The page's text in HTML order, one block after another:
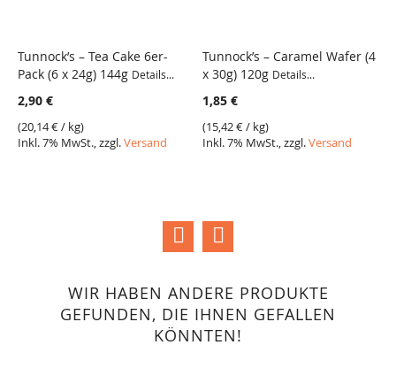
VERGLEICH
Tunnock’s – Tea Cake 6er-
Pack (6 x 24g) 144g Details...
2,90 €
(20,14 €/ kg)
Inkl. 7% MwSt., zzgl.Versand
VERGLEICH
Tunnock’s – Caramel Wafer (4
x 30g) 120g Details...
1,85 €
(15,42 €/ kg)
Inkl. 7% MwSt., zzgl.Versand
WIR HABEN ANDERE PRODUKTE
GEFUNDEN, DIE IHNEN GEFALLEN
KÖNNTEN!